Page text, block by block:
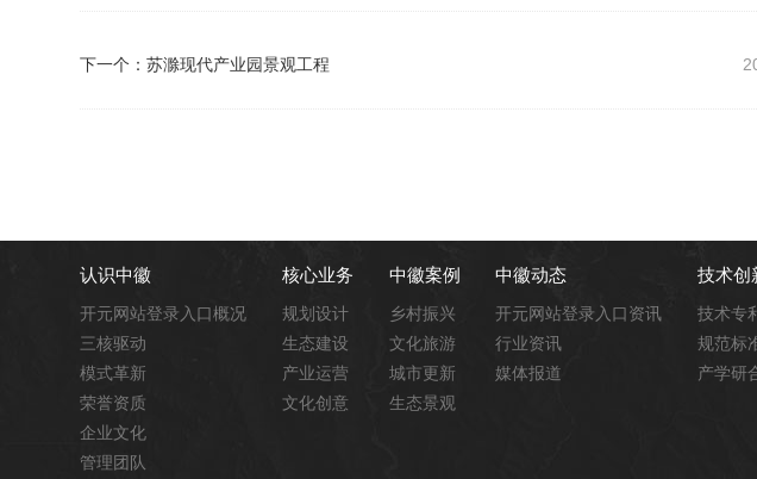
下一个：苏滁现代产业园景观工程
认识中徽
开元网站登录入口概况
三核驱动
模式革新
荣誉资质
企业文化
管理团队
核心业务
规划设计
生态建设
产业运营
文化创意
中徽案例
乡村振兴
文化旅游
城市更新
生态景观
中徽动态
开元网站登录入口资讯
行业资讯
媒体报道
技术创
技术专
规范标
产学研